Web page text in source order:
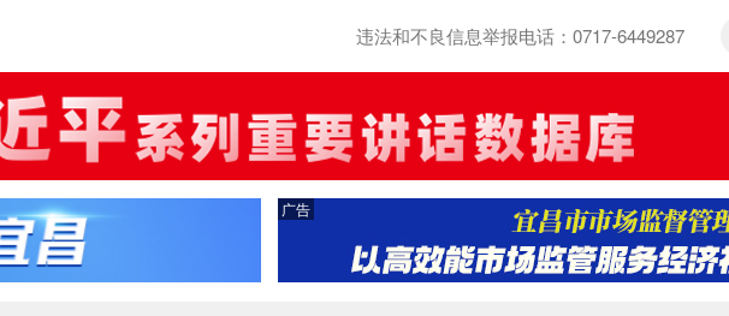
违法和不良信息举报电话：0717-6449287
广告